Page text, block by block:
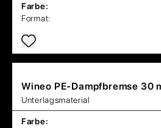
Farbe:
Format:
Wineo PE-Dampfbremse 30
Unterlagsmaterial
Farbe: